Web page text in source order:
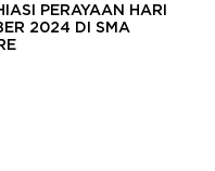
PERAYAAN HARI
2024 DI SMA